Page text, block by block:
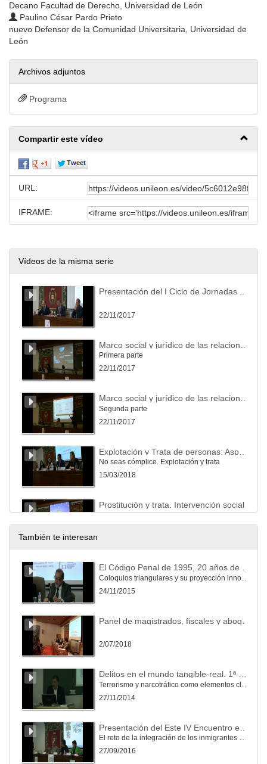
Decano Facultad de Derecho, Universidad de León
Paulino César Pardo Prieto
nuevo Defensor de la Comunidad Universitaria, Universidad de
León
Archivos adjuntos
Programa
Compartir este vídeo
URL:
IFRAME:
Vídeos de la misma serie
22/11/2017
Primera parte
22/11/2017
Segunda parte
22/11/2017
No seas cómplice. Explotación y trata
15/03/2018
Prostitución y trata. Intervención social
No seas cómplice. Explotación y trata
15/03/2018
No seas cómplice. Explotación y trata
'Iguales y con igual visibilidad' al colectivo LGTBQ+
28/05/2018
'Iguales y con igual visibilidad' al colectivo LGTBQ+
28/05/2018
También te interesan
24/11/2015
2/07/2018
27/11/2014
El reto de la integración de los inmigrantes y su repercusión en la UE.
27/09/2016